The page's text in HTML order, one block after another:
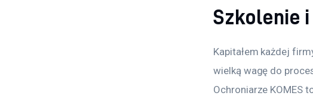
Szkolenie
Kapitałem każdej
wielką wagę do
Ochroniarze KOMES